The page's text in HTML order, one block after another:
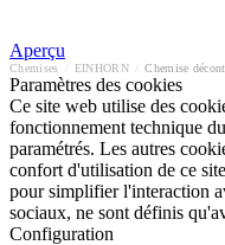
Aperçu
Chemises EINHORN Chemise
Paramètres des cookies
Ce site web utilise des
fonctionnement technique
paramétrés. Les autres
confort d'utilisation de ce
pour simplifier l'interaction
sociaux, ne sont définis
Configuration